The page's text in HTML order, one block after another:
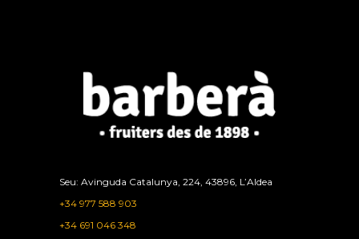
Seu: Avinguda Catalunya, 224, 43896, L’Aldea
+34 977 588 903
+34 691 046 348